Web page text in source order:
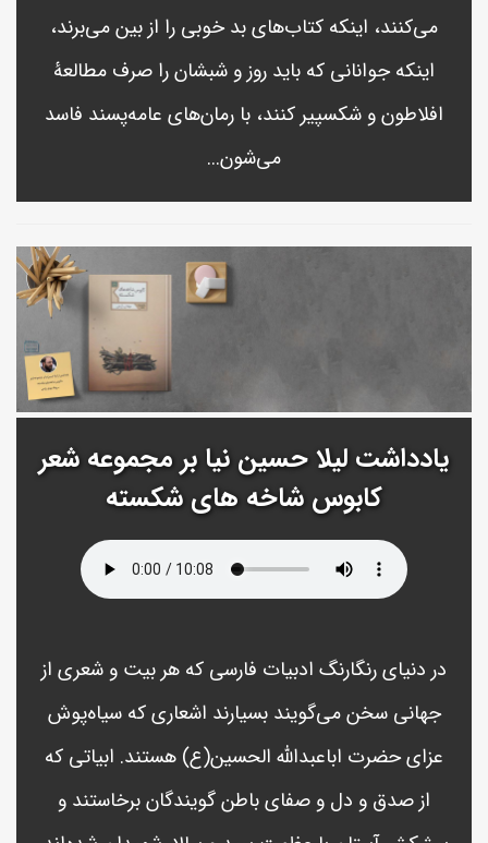
می‌کنند، اینکه کتاب‌های بد خوبی را از بین می‌برند،
اینکه جوانانی که باید روز و شبشان را صرف مطالعۀ
افلاطون و شکسپیر کنند، با رمان‌های عامه‌پسند فاسد
می‌شون...
یادداشت لیلا حسین نیا بر مجموعه شعر
کابوس شاخه های شکسته
در دنیای رنگارنگ ادبیات فارسی که هر بیت و شعری از
جهانی سخن می‌گویند بسیارند اشعاری که سیاه‌پوش
عزای حضرت اباعبدالله الحسین(ع) هستند. ابیاتی که
از صدق و دل و صفای باطن گویندگان برخاستند و